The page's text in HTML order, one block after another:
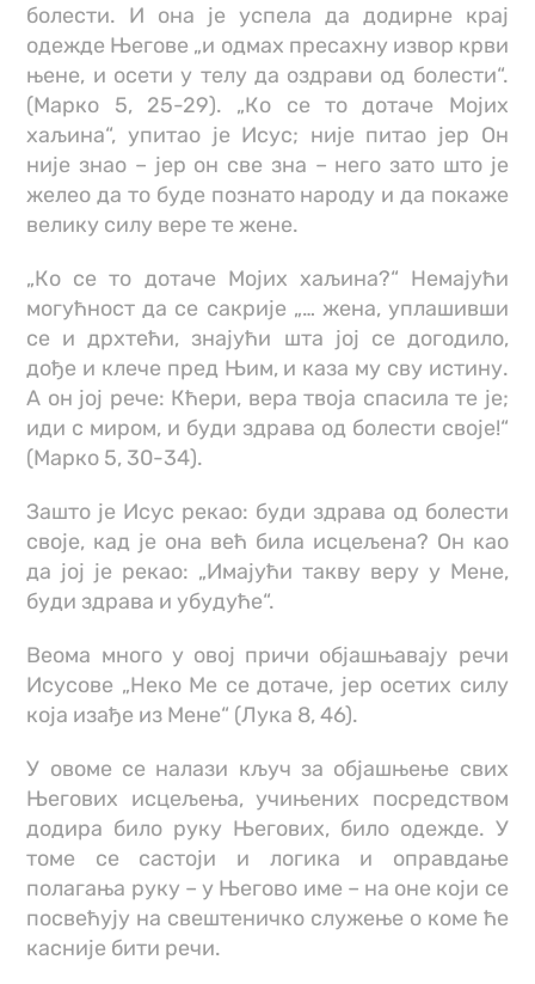
болести. И она је успела да додирне крај
одежде Његове „и одмах пресахну извор крви
њене, и осети у телу да оздрави од болести“.
(Марко 5, 25-29). „Ко се то дотаче Мојих
хаљина“, упитао је Исус; није питао јер Он
није знао – јер он све зна – него зато што је
желео да то буде познато народу и да покаже
велику силу вере те жене.
„Ко се то дотаче Мојих хаљина?“ Немајући
могућност да се сакрије „… жена, уплашивши
се и дрхтећи, знајући шта јој се догодило,
дође и клече пред Њим, и каза му сву истину.
А он јој рече: Кћери, вера твоја спасила те је;
иди с миром, и буди здрава од болести своје!“
(Марко 5, 30-34).
Зашто је Исус рекао: буди здрава од болести
своје, кад је она већ била исцељена? Он као
да јој је рекао: „Имајући такву веру у Мене,
буди здрава и убудуће“.
Веома много у овој причи објашњавају речи
Исусове „Неко Ме се дотаче, јер осетих силу
која изађе из Мене“ (Лука 8, 46).
У овоме се налази кључ за објашњење свих
Његових исцељења, учињених посредством
додира било руку Његових, било одежде. У
томе се састоји и логика и оправдање
полагања руку – у Његово име – на оне који се
посвећују на свештеничко служење о коме ће
касније бити речи.